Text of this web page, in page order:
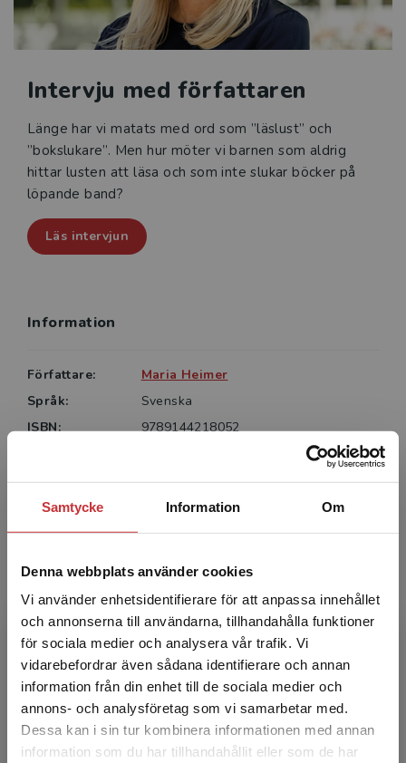
Samtycke Information Om
Denna webbplats använder cookies
Vi använder enhetsidentifierare för att anpassa innehållet
och annonserna till användarna, tillhandahålla funktioner
för sociala medier och analysera vår trafik. Vi
vidarebefordrar även sådana identifierare och annan
information från din enhet till de sociala medier och
annons- och analysföretag som vi samarbetar med.
Dessa kan i sin tur kombinera informationen med annan
information som du har tillhandahållit eller som de har
Begränsad fraktregion
läs­motivation på fritiden.
och yrkesverksamma pedagoger i förskola, grund- och
gymnasieskola och fritidshem samt till skolledare.
Den är även relevant för språk-, läs- och
skrivutvecklare och skolbibliotekarier.
Intervju med författaren
Länge har vi matats med ord som ”läslust” och
”bokslukare”. Men hur möter vi barnen som aldrig
hittar lusten att läsa och som inte slukar böcker på
löpande band?
Läs intervjun
Information
Författare:
Maria Heimer
Språk:
Svenska
ISBN:
9789144218052
Artikelnummer:
48164-SB01
Upplaga:
Första
Författare
Maria Heimer